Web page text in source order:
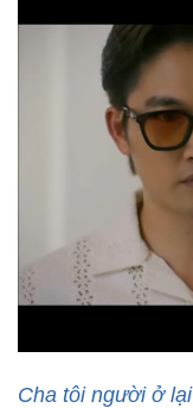
Cha tôi người ở lại